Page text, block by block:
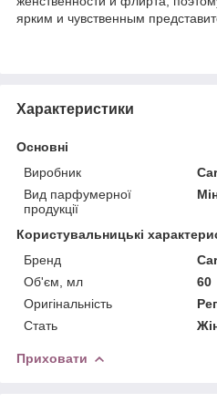
ярким и чувственным
Характеристики
Основні
Виробник
Вид парфумерної
продукції
Користувальницькі
Бренд
Об'єм, мл
60
Оригінальність
Стать
Приховати